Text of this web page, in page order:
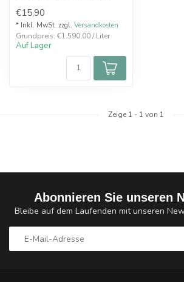
unverfälschte...
€15,90
* Inkl. MwSt. zzgl. Versandkosten
Grundpreis: €1.590,00 / Liter
Auf Lager
Zeige 1 - 1 von 1
Abonnieren Sie unseren
Bleibe auf dem Laufenden mit unseren